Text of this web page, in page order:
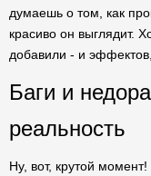
думаешь о том, как
красиво он выглядит.
добавили - и
Баги и
реальность
Ну, вот, крутой